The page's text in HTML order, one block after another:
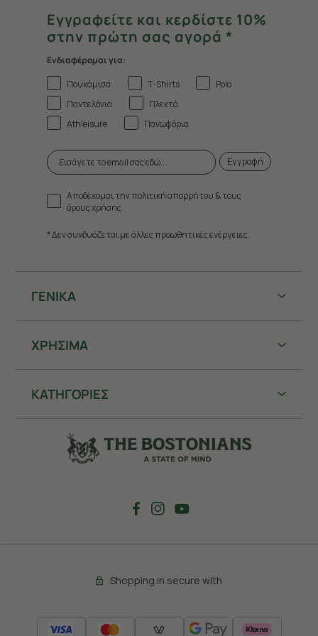
ΓΕΝΙΚΑ
ΧΡHΣΙΜΑ
ΚΑΤΗΓΟΡΙΕΣ
Εγγραφείτε και κερδίστε 10%
στην πρώτη σας αγορά *
Ενδιαφέρομαι για:
Πουκάμισα
T-Shirts
Polo
Παντελόνια
Πλεκτά
Athleisure
Πανωφόρια
Εγγραφή
Αποδέχομαι την πολιτική απορρήτου & τους
όρους χρήσης.
* Δεν συνδυάζεται με άλλες προωθητικές ενέργειες.
Shopping in secure with